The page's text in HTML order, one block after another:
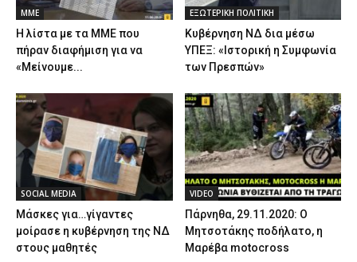
ΜΜΕ
Η λίστα με τα ΜΜΕ που
πήραν διαφήμιση για να
«Μείνουμε...
ΕΞΩΤΕΡΙΚΗ ΠΟΛΙΤΙΚΗ
Κυβέρνηση ΝΔ δια μέσω
ΥΠΕΞ: «Ιστορική η Συμφωνία
των Πρεσπών»
SOCIAL MEDIA
Μάσκες για…γίγαντες
μοίρασε η κυβέρνηση της ΝΔ
στους μαθητές
VIDEO
Πάρνηθα, 29.11.2020: Ο
Μητσοτάκης ποδήλατο, η
Μαρέβα motocross